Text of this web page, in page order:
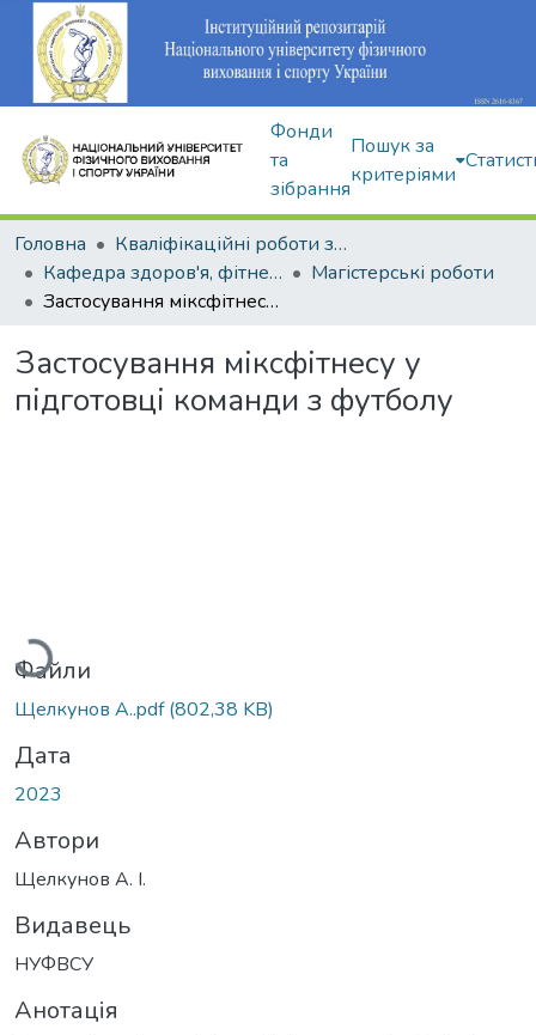
Фонди
та
зібрання
Пошук за
критеріями
Головна
Кваліфікаційні роботи здобувачів вищої освіти
Кафедра здоров'я, фітнесу та рекреації
Магістерські роботи
Застосування міксфітнесу у підготовці команди з футболу
Застосування міксфітнесу у
підготовці команди з футболу
Вантажиться...
Файли
Щелкунов А..pdf(802,38 KB)
Дата
2023
Автори
Щелкунов А. І.
Видавець
НУФВСУ
Анотація